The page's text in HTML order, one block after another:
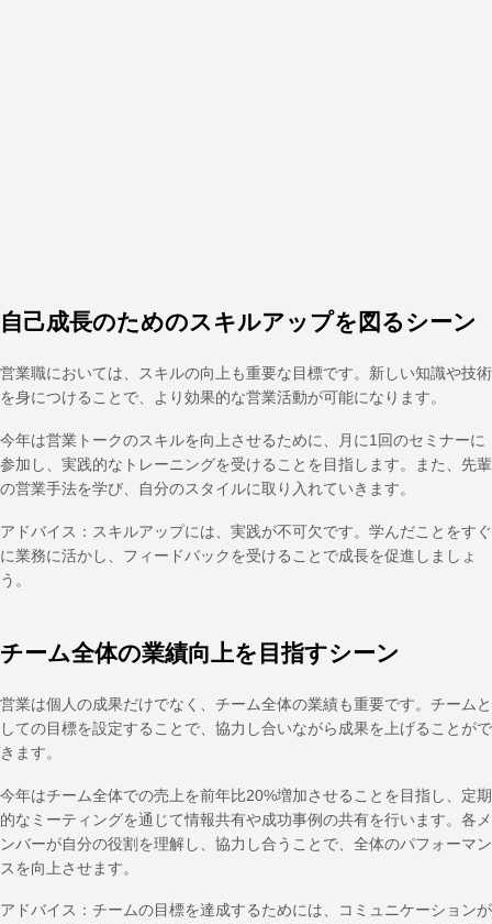
自己成長のためのスキルアップを図るシーン
営業職においては、スキルの向上も重要な目標です。新しい知識や技術
を身につけることで、より効果的な営業活動が可能になります。
今年は営業トークのスキルを向上させるために、月に1回のセミナーに
参加し、実践的なトレーニングを受けることを目指します。また、先輩
の営業手法を学び、自分のスタイルに取り入れていきます。
アドバイス：スキルアップには、実践が不可欠です。学んだことをすぐ
に業務に活かし、フィードバックを受けることで成長を促進しましょ
う。
チーム全体の業績向上を目指すシーン
営業は個人の成果だけでなく、チーム全体の業績も重要です。チームと
しての目標を設定することで、協力し合いながら成果を上げることがで
きます。
今年はチーム全体での売上を前年比20%増加させることを目指し、定期
的なミーティングを通じて情報共有や成功事例の共有を行います。各メ
ンバーが自分の役割を理解し、協力し合うことで、全体のパフォーマン
スを向上させます。
アドバイス：チームの目標を達成するためには、コミュニケーションが